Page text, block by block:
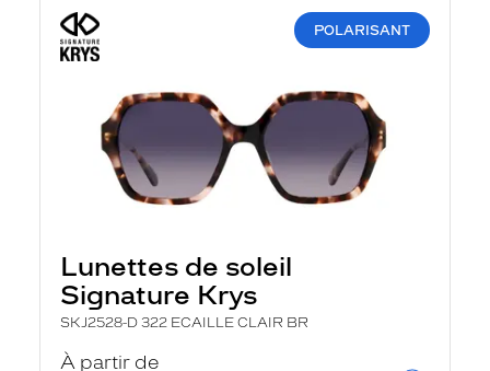
POLARISANT
Lunettes de soleil
Signature Krys
SKJ2528-D 322 ECAILLE CLAIR BR
À partir de